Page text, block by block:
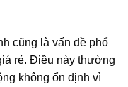
cũng là vấn đề phổ
rẻ. Điều này thường
không ổn định vì